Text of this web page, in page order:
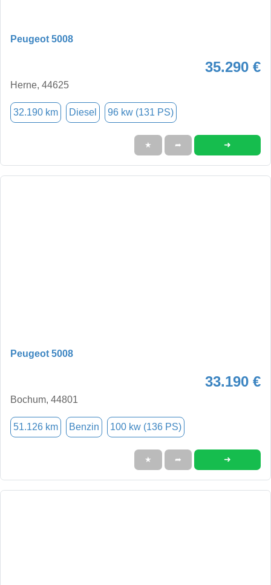
Peugeot 5008
35.290 €
Herne, 44625
32.190 km Diesel 96 kw (131 PS)
★ ➦ ➜
Peugeot 5008
33.190 €
Bochum, 44801
51.126 km Benzin 100 kw (136 PS)
★ ➦ ➜